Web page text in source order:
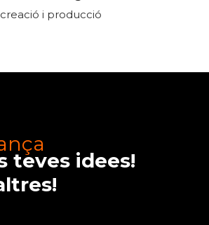
i producció
teves idees!